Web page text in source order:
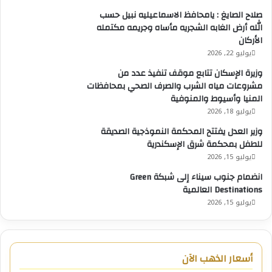
التنفيذية للمبادرة والتي تتضمن تأسيس الآليات التنفيذية
والمجتمعية الداعمة لنجاح المبادرة، ودعم المحافظات لإدارة
التمويل الذي سيخصص لمشروعات المبادرة من الباب
السادس تحت برنامج التنمية الاقتصادية المحلية والذي
سيستخدم في أعمال إنشاء الوحدات الصناعيه والمرافق
الداعمة تمهيداً لطرحها للتشغيل بالشراكة مع القطاع الخاص
وأوضحت الدكتورة منال عوض أن الوزارة ستشارك في تطوير
وتنفيذ خطة التكتلات الإقتصادية المستهدفة والمرتبطة
بسلسلة القيمة للمشروعات الإنتاجية وذلك بالتعاون مع
المحافظات والوزارات المعنية ، فضلاً عن تخصيص الأراضي
اللازمة لإقامة المشروعات المختارة ، وستتعاون الوزارة مع
وزارة التخطيط والتنمية الاقتصادية في تطبيق آلية حافز
التميز لأفضل الوحدات المحلية القروية المنتجة وحزمة دعم
فني وتسويقي وتدريبي وخدمات دعم الأعمال بما يضمن
تسريع وتيرة انضمام أعداد أكبر من الوحدات المحلية للمبادرة.
صلاح الصايغ : يامحافظ الاسماعيليه نبيل حسب
الله أرض الغابه الشجريه مأساه وجريمه مكتمله
الأركان
يوليو 22, 2026
وزيرة الإسكان تتابع موقف تنفيذ عدد من
مشروعات مياه الشرب والصرف الصحي بمحافظات
المنيا وأسيوط والمنوفية
يوليو 18, 2026
وزير العدل يفتتح المحكمة النموذجية الصديقة
للطفل بمحكمة شرق الإسكندرية
يوليو 15, 2026
انضمام جنوب سيناء إلى شبكة Green
Destinations العالمية
يوليو 15, 2026
أسعار الذهب الآن